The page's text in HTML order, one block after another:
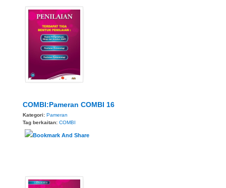
COMBI:Pameran COMBI 16
Kategori: Pameran
Tag berkaitan: COMBI